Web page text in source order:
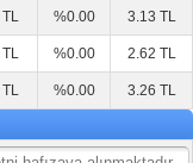
%0.00 3.13 TL
%0.00 2.62 TL
%0.00 3.26 TL